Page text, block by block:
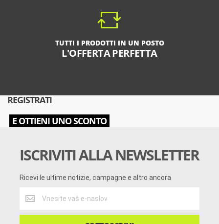
TUTTI I PRODOTTI IN UN POSTO
L'OFFERTA PERFETTA
REGISTRATI
E OTTIENI UNO SCONTO
ISCRIVITI ALLA NEWSLETTER
Ricevi le ultime notizie, campagne e altro ancora